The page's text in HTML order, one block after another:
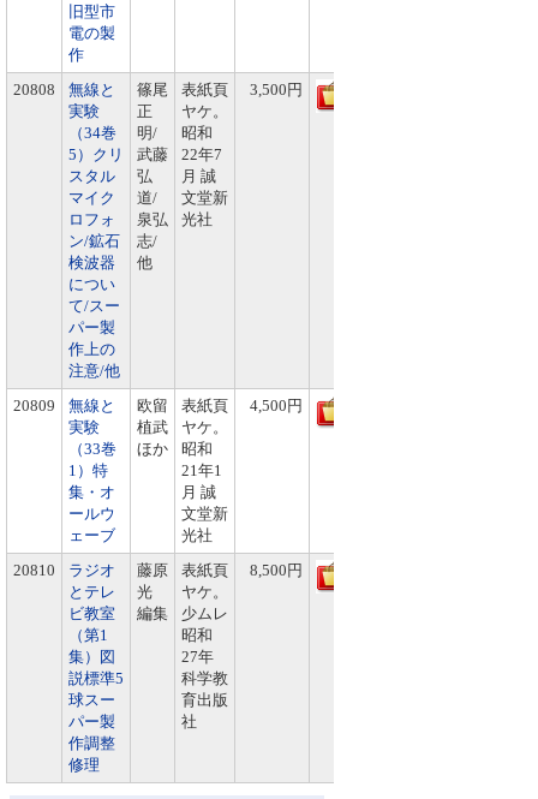
旧型市
電の製
作
20808
無線と
実験
（34巻
5）クリ
スタル
マイク
ロフォ
ン/鉱石
検波器
につい
て/スー
パー製
作上の
注意/他
篠尾
正
明/
武藤
弘
道/
泉弘
志/
他
表紙頁
ヤケ。
昭和
22年7
月 誠
文堂新
光社
3,500円
20809
無線と
実験
（33巻
1）特
集・オ
ールウ
ェーブ
欧留
植武
ほか
表紙頁
ヤケ。
昭和
21年1
月 誠
文堂新
光社
4,500円
20810
ラジオ
とテレ
ビ教室
（第1
集）図
説標準5
球スー
パー製
作調整
修理
藤原
光
編集
表紙頁
ヤケ。
少ムレ
昭和
27年
科学教
育出版
社
8,500円